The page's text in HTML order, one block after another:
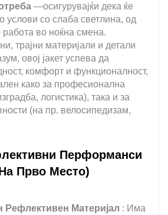
—осигурувајќи дека ќе
услови со слаба светлина, од
во ноќна смена.
трајни материјали и детали
овој јакет успева да
комфорт и функционалност,
како за професионална
логистика), така и за
(на пр. велосипедизам,
Перформанси
Прво Место)
Рефлективен Материјал : Има